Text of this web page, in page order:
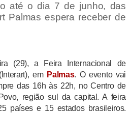
até o dia 7 de junho, das
Palmas espera receber de
(29), a Feira Internacional de
em Palmas. O evento vai
das 16h às 22h, no Centro de
região sul da capital. A feira
países e 15 estados brasileiros.